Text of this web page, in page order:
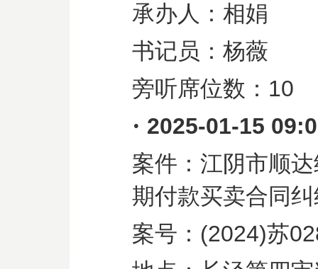
承办人：相娟
书记员：杨薇
旁听席位数： 10
· 2025-01-15
案件：江阴市顺
期付款买卖合同
案号： (2024)苏